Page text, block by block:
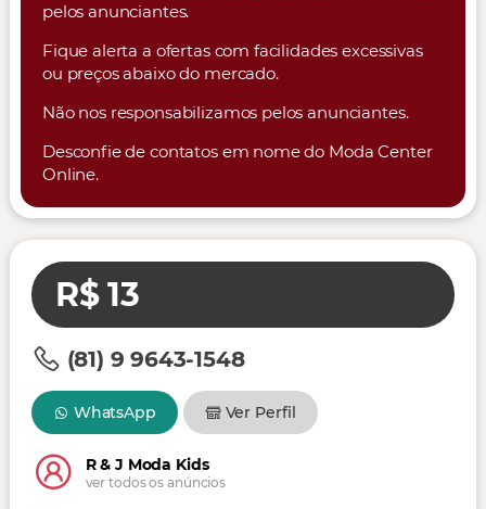
pelos anunciantes.
Fique alerta a ofertas com facilidades excessivas
ou preços abaixo do mercado.
Não nos responsabilizamos pelos anunciantes.
Desconfie de contatos em nome do Moda Center
Online.
R$ 13
(81) 9 9643-1548
WhatsApp Ver Perfil
R & J Moda Kids
ver todos os anúncios